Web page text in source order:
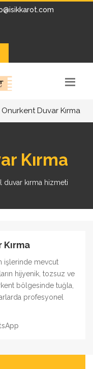
Onurkent Duvar Kırma
Kırma
kırma hizmeti
işlerinde mevcut
hijyenik, tozsuz ve
bölgesinde tuğla,
profesyonel